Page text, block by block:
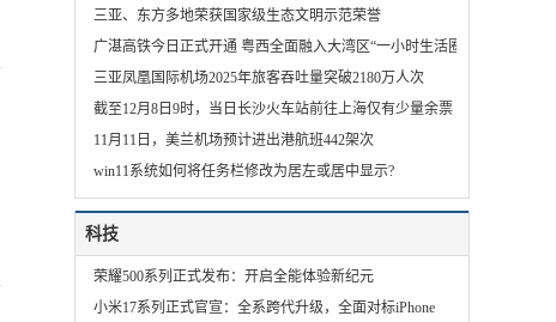
三亚、东方多地荣获国家级生态文明示范荣誉
广湛高铁今日正式开通 粤西全面融入大湾区“一小时生活圈”
三亚凤凰国际机场2025年旅客吞吐量突破2180万人次
截至12月8日9时，当日长沙火车站前往上海仅有少量余票
11月11日，美兰机场预计进出港航班442架次
win11系统如何将任务栏修改为居左或居中显示?
科技
荣耀500系列正式发布：开启全能体验新纪元
小米17系列正式官宣：全系跨代升级，全面对标iPhone